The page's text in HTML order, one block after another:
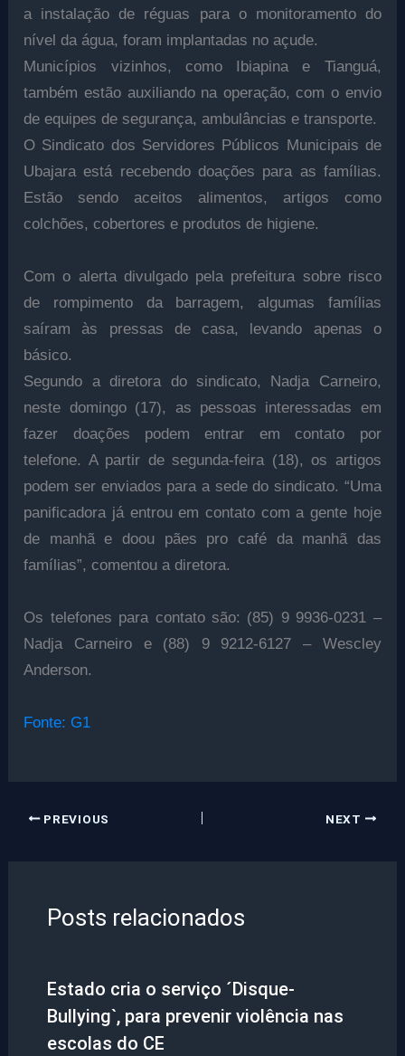
a instalação de réguas para o monitoramento do
nível da água, foram implantadas no açude.
Municípios vizinhos, como Ibiapina e Tianguá,
também estão auxiliando na operação, com o envio
de equipes de segurança, ambulâncias e transporte.
O Sindicato dos Servidores Públicos Municipais de
Ubajara está recebendo doações para as famílias.
Estão sendo aceitos alimentos, artigos como
colchões, cobertores e produtos de higiene.
Com o alerta divulgado pela prefeitura sobre risco
de rompimento da barragem, algumas famílias
saíram às pressas de casa, levando apenas o
básico.
Segundo a diretora do sindicato, Nadja Carneiro,
neste domingo (17), as pessoas interessadas em
fazer doações podem entrar em contato por
telefone. A partir de segunda-feira (18), os artigos
podem ser enviados para a sede do sindicato. “Uma
panificadora já entrou em contato com a gente hoje
de manhã e doou pães pro café da manhã das
famílias”, comentou a diretora.
Os telefones para contato são: (85) 9 9936-0231 –
Nadja Carneiro e (88) 9 9212-6127 – Wescley
Anderson.
Fonte: G1
PREVIOUS NEXT
Posts relacionados
Estado cria o serviço ´Disque-
Bullying`, para prevenir violência nas
escolas do CE